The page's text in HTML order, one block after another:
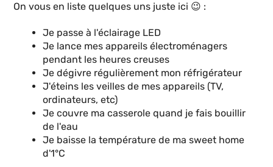
On vous en liste quelques uns juste ici 😉 :
Je passe à l'éclairage LED
Je lance mes appareils électroménagers
pendant les heures creuses
Je dégivre régulièrement mon réfrigérateur
J'éteins les veilles de mes appareils (TV,
ordinateurs, etc)
Je couvre ma casserole quand je fais bouillir
de l'eau
Je baisse la température de ma sweet home
d'1°C